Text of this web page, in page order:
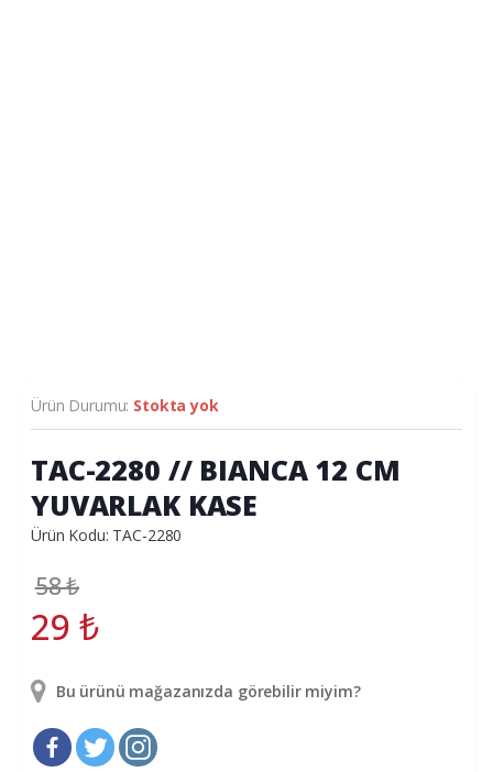
Ürün Durumu: Stokta yok
TAC-2280 // BIANCA 12 CM
YUVARLAK KASE
Ürün Kodu: TAC-2280
58₺
29 ₺
Bu ürünü mağazanızda görebilir miyim?